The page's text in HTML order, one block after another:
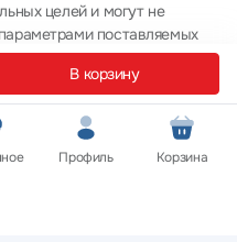
В корзину
целей и могут не
поставляемых
у менеджера при
«Эпл Тэк»
Профиль Корзина